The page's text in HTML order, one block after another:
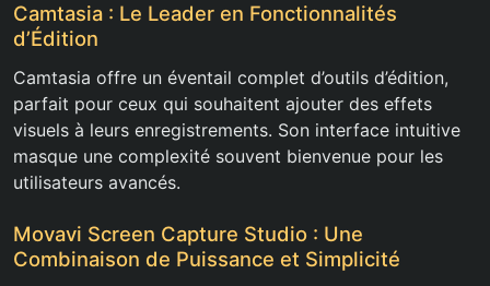
Camtasia : Le Leader en Fonctionnalités
d’Édition
Camtasia offre un éventail complet d’outils d’édition,
parfait pour ceux qui souhaitent ajouter des effets
visuels à leurs enregistrements. Son interface intuitive
masque une complexité souvent bienvenue pour les
utilisateurs avancés.
Movavi Screen Capture Studio : Une
Combinaison de Puissance et Simplicité